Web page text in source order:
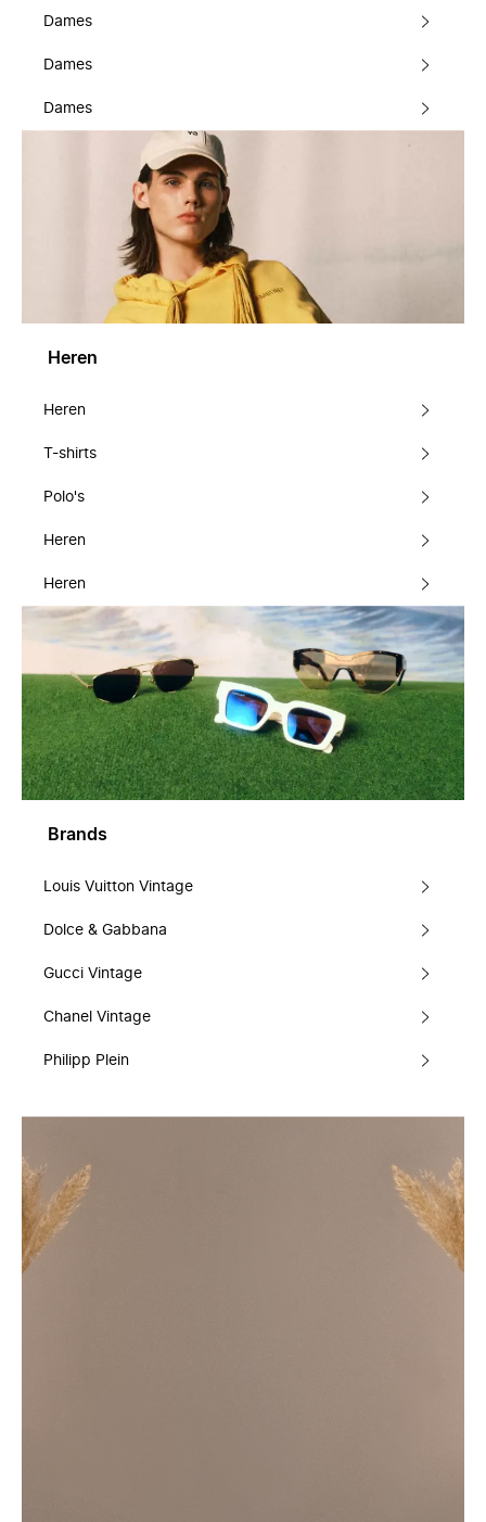
Dames
Dames
Dames
Heren
Heren
T-shirts
Polo's
Heren
Heren
Brands
Louis Vuitton Vintage
Dolce & Gabbana
Gucci Vintage
Chanel Vintage
Philipp Plein